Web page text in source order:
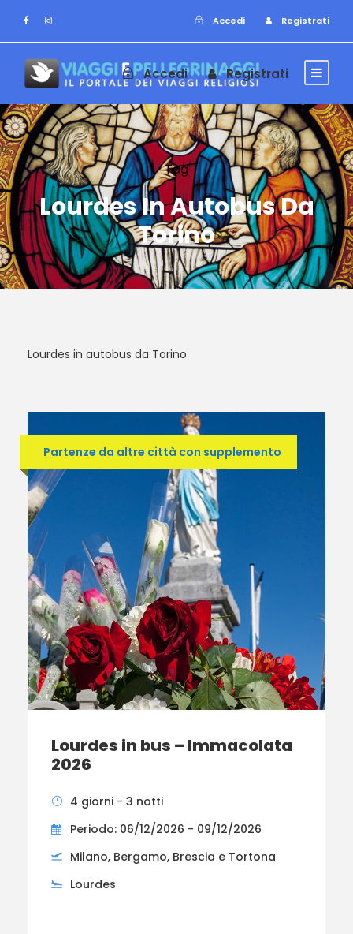
Accedi Registrati
Accedi Registrati
Tag
Lourdes In Autobus Da
Torino
Lourdes in autobus da Torino
Partenze da altre città con supplemento
Lourdes in bus – Immacolata
2026
4 giorni - 3 notti
Periodo: 06/12/2026 - 09/12/2026
Milano, Bergamo, Brescia e Tortona
Lourdes